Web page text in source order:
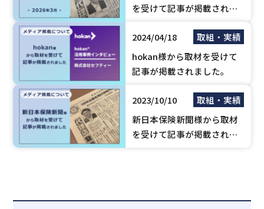
を受けて記事が掲載されま
2024/04/18
取組・実績
hokan様から取材を受けて
記事が掲載されました。
2023/10/10
取組・実績
新日本保険新聞様から取材
を受けて記事が掲載されま